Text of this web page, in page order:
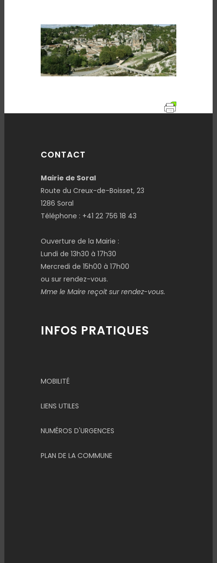
CONTACT
Mairie de Soral
Route du Creux-de-Boisset, 23
1286 Soral
Téléphone : +41 22 756 18 43
Ouverture de la Mairie :
Lundi de 13h30 à 17h30
Mercredi de 15h00 à 17h00
ou sur rendez-vous.
Mme le Maire reçoit sur rendez-vous.
INFOS PRATIQUES
MOBILITÉ
LIENS UTILES
NUMÉROS D'URGENCES
PLAN DE LA COMMUNE